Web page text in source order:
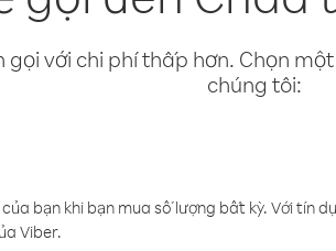
với chi phí thấp hơn. Chọn
chúng tôi:
bạn khi bạn mua số lượng bất kỳ. Với tín
Viber.